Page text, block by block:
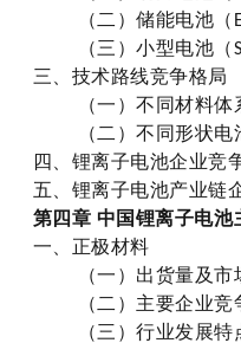
（二）储能电池 （
（三）小型电池 （S
三、技术路线竞争格局
（一）不同材料
（二）不同形状
四、锂离子电池企业竞
五、锂离子电池产业链
第四章 中国锂离子电池
一、正极材料
（一）出货量及市
（二）主要企业竞
（三）行业发展